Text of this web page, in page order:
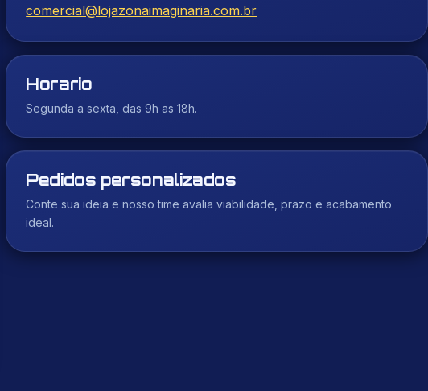
comercial@lojazonaimaginaria.com.br
Horario
Segunda a sexta, das 9h as 18h.
Pedidos personalizados
Conte sua ideia e nosso time avalia viabilidade, prazo e acabamento
ideal.